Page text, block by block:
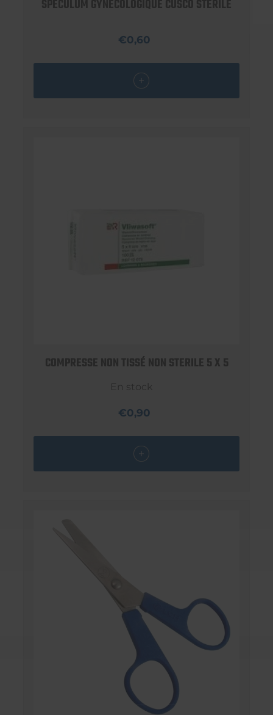
SPÉCULUM GYNÉCOLOGIQUE CUSCO STÉRILE
€0,60
COMPRESSE NON TISSÉ NON STERILE 5 X 5
En stock
€0,90